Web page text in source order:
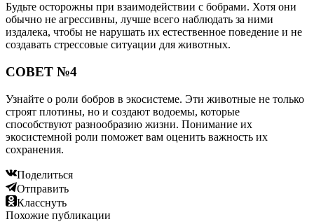
Будьте осторожны при взаимодействии с бобрами. Хотя они
обычно не агрессивны, лучше всего наблюдать за ними
издалека, чтобы не нарушать их естественное поведение и не
создавать стрессовые ситуации для животных.
СОВЕТ №4
Узнайте о роли бобров в экосистеме. Эти животные не только
строят плотины, но и создают водоемы, которые
способствуют разнообразию жизни. Понимание их
экосистемной роли поможет вам оценить важность их
сохранения.
Поделиться
Отправить
Класснуть
Похожие публикации